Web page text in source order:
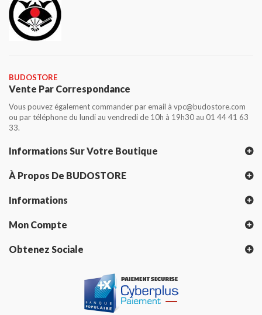
BUDOSTORE
Vente Par Correspondance
Vous pouvez également commander par email à vpc@budostore.com
ou par téléphone du lundi au vendredi de 10h à 19h30 au 01 44 41 63
33.
Informations Sur Votre Boutique
À Propos De BUDOSTORE
Informations
Mon Compte
Obtenez Sociale